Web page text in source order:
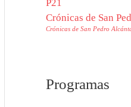
Crónicas de San
Crónicas de San Pedro
Programas